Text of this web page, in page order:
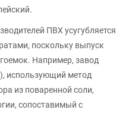
ПВХ усугубляется
поскольку выпуск
Например, завод
использующий метод
из поваренной соли,
сопоставимый с